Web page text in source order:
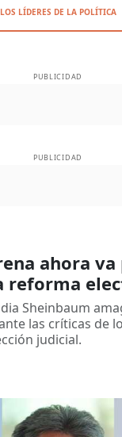
LOS LÍDERES DE LA POLÍTICA
PUBLICIDAD
PUBLICIDAD
ahora
reforma
Sheinbaum
las críticas de
judicial.